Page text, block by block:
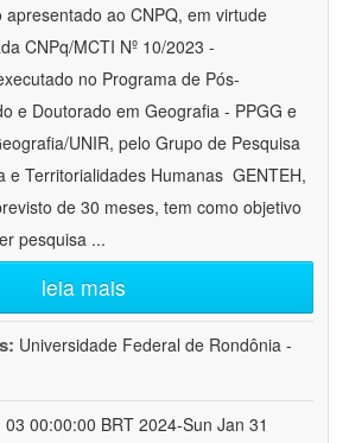
apresentado ao CNPQ, em virtude
CNPq/MCTI Nº 10/2023 -
no Programa de Pós-
e Doutorado em Geografia - PPGG e
UNIR, pelo Grupo de Pesquisa
Territorialidades Humanas  GENTEH,
de 30 meses, tem como objetivo
pesquisa ...
leia mais
Universidade Federal de Rondônia -
03 00:00:00 BRT 2024-Sun Jan 31